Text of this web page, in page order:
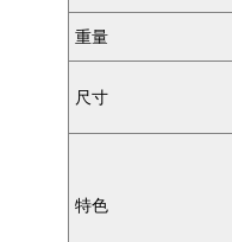
重量
尺寸
特色